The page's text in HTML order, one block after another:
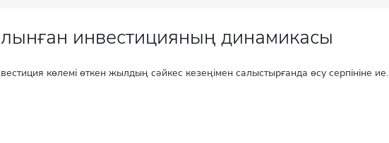
инвестицияның динамикасы
көлемі өткен жылдың сәйкес кезеңімен салыстырғанда өсу серпініне ие.